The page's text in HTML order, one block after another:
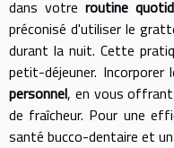
dans votre routine
préconisé d'utiliser le
durant la nuit. Cette
petit-déjeuner.
personnel, en vous offrant
de fraîcheur. Pour une
santé bucco-dentaire et